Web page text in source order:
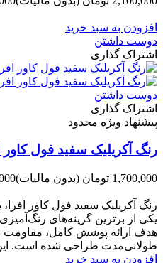
افزودن به سبد خرید
دوست داشتن
اشتراک گذاری
دوست داشتن
اشتراک گذاری
پیشنهاد ویژه محدود
رنگ آکریلیک سفید فول کاور افرا
1,700,000 تومان (بدون مالیات)
یکی از برترین گزینه‌های
هدف ارائه پوشش کامل، مقاومت
طولانی‌مدت طراحی شده است.
افزودن به سبد خرید